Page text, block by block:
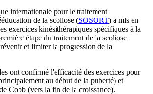
internationale pour le traitement
de la scoliose (SOSORT) a mis en
exercices kinésithérapiques spécifiques à la
étape du traitement de la scoliose
et limiter la progression de la
ont confirmé l'efficacité des exercices pour
au début de la puberté) et
Cobb (vers la fin de la croissance).